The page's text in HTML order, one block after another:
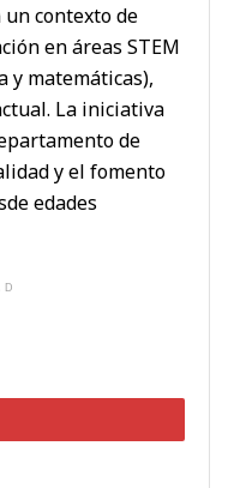
contexto de
en áreas STEM
y matemáticas),
La iniciativa
de
y el fomento
edades